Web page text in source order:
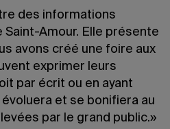
des informations
Saint-Amour. Elle présente
avons créé une foire aux
exprimer leurs
par écrit ou en ayant
et se bonifiera au
par le grand public.»